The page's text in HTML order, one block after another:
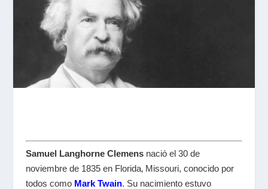
Samuel Langhorne Clemensnació el 30 de
noviembre de 1835 en Florida‚ Missouri, conocido por
todos como Mark Twain. Su nacimiento estuvo